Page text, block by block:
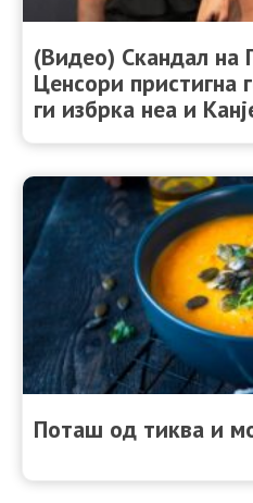
(Видео) Скандал на
Ценсори пристигна
ги избрка неа и
Поташ од тиква и